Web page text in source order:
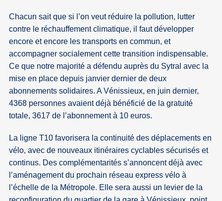
Chacun sait que si l’on veut réduire la pollution, lutter
contre le réchauffement climatique, il faut développer
encore et encore les transports en commun, et
accompagner socialement cette transition indispensable.
Ce que notre majorité a défendu auprès du Sytral avec la
mise en place depuis janvier dernier de deux
abonnements solidaires. A Vénissieux, en juin dernier,
4368 personnes avaient déjà bénéficié de la gratuité
totale, 3617 de l’abonnement à 10 euros.
La ligne T10 favorisera la continuité des déplacements en
vélo, avec de nouveaux itinéraires cyclables sécurisés et
continus. Des complémentarités s’annoncent déjà avec
l’aménagement du prochain réseau express vélo à
l’échelle de la Métropole. Elle sera aussi un levier de la